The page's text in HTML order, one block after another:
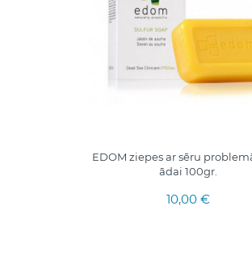
EDOM ziepes ar sēru
ādai 100gr.
10,00 €